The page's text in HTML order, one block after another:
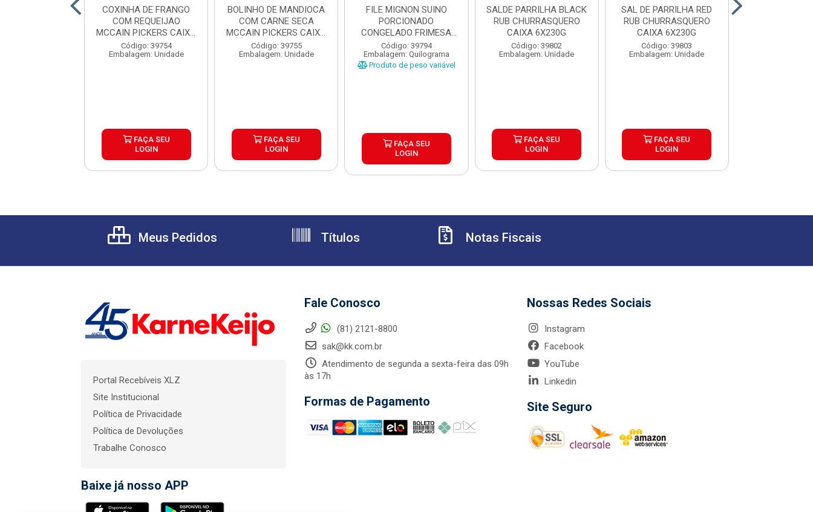
COXINHA DE FRANGO
COM REQUEIJAO
MCCAIN PICKERS CAIXA
6X1,05K...
Código: 39754
Embalagem: Unidade
FAÇA SEU
LOGIN
BOLINHO DE MANDIOCA
COM CARNE SECA
MCCAIN PICKERS CAIXA
6X1,...
Código: 39755
Embalagem: Unidade
FAÇA SEU
LOGIN
FILE MIGNON SUINO
PORCIONADO
CONGELADO FRIMESA
CAIXA ±15KG
Código: 39794
Embalagem: Quilograma
Produto de peso variável
FAÇA SEU
LOGIN
SALDE PARRILHA BLACK
RUB CHURRASQUERO
CAIXA 6X230G
Código: 39802
Embalagem: Unidade
FAÇA SEU
LOGIN
SAL DE PARRILHA RED
RUB CHURRASQUERO
CAIXA 6X230G
Código: 39803
Embalagem: Unidade
FAÇA SEU
LOGIN
Meus Pedidos Títulos Notas Fiscais
Portal Recebíveis XLZ
Site Institucional
Política de Privacidade
Política de Devoluções
Trabalhe Conosco
Baixe já nosso APP
Fale Conosco
(81) 2121-8800
sak@kk.com.br
Atendimento de segunda a sexta-feira das 09h
às 17h
Formas de Pagamento
Nossas Redes Sociais
Instagram
Facebook
YouTube
Linkedin
Site Seguro